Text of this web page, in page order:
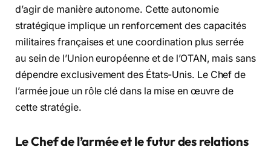
d’agir de manière autonome. Cette autonomie
stratégique implique un renforcement des capacités
militaires françaises et une coordination plus serrée
au sein de l’Union européenne et de l’OTAN, mais sans
dépendre exclusivement des États-Unis. Le Chef de
l’armée joue un rôle clé dans la mise en œuvre de
cette stratégie.
Le Chef de l’armée et le futur des relations